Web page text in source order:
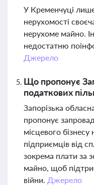
У Кременчуці
нерухомості
нерухоме майно.
недостатню
Джерело
Що пропонує
податкових
Запорізька
пропонує
місцевого
підприємців від
зокрема плати за
майно, щоб
війни. Джерело